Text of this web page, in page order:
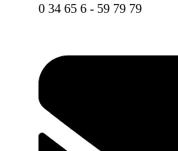
0 34 65 6 - 59 79 79